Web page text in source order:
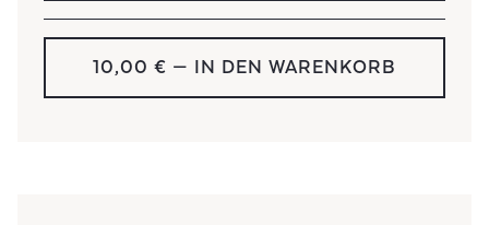
10,00 € — IN DEN WARENKORB